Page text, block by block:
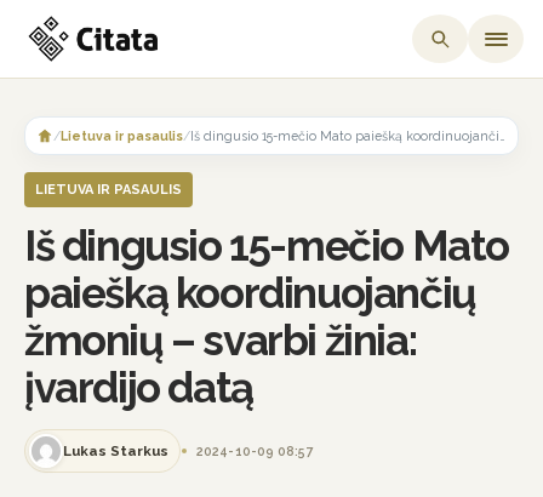
content
/Lietuva ir pasaulis/
LIETUVA IR PASAULIS
Iš dingusio 15-mečio Mato
paiešką koordinuojančių
žmonių – svarbi žinia:
įvardijo datą
Lukas Starkus 2024-10-09 08:57